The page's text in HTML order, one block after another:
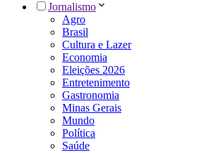
Jornalismo
Agro
Brasil
Cultura e Lazer
Economia
Eleições 2026
Entretenimento
Gastronomia
Minas Gerais
Mundo
Política
Saúde